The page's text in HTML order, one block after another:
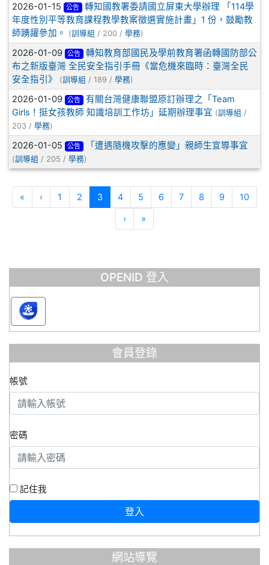
2026-01-15 公告
轉知國教署委請國立屏東大學辦理 「114學
年度性別平等教育課程教學教案徵選實施計畫」1 份，鼓勵教
師踴躍參加。
(訓導組 / 200 / 學務)
2026-01-09 公告
轉知教育部國民及學前教育署函轉國防部公
布之新版臺灣 全民安全指引手冊《當危機來臨時：臺灣全民
安全指引》
(訓導組 / 189 / 學務)
2026-01-09 公告
有關台灣健康聯盟原訂辦理之「Team
Girls！挺女孩教師 知識培訓工作坊」延期辦理事宜 (訓導組 /
203 / 學務)
2026-01-05 公告 「遭遇隨機攻擊的應變」親師生宣導事宜
(訓導組 / 205 / 學務)
« 第一頁
‹ 上一頁
1 2 3(目前頁次)
4 5 6 7 8 9
10
›下一頁
»最後頁
OPENID 登入
會員登錄
帳號
密碼
記住我
登入
網站導覽